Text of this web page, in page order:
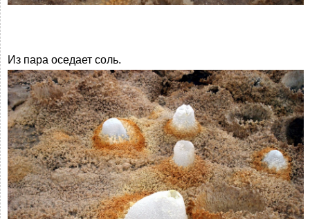
Из пара оседает соль.